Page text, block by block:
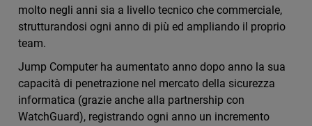
molto negli anni sia a livello tecnico che commerciale,
strutturandosi ogni anno di più ed ampliando il proprio
team.
Jump Computer ha aumentato anno dopo anno la sua
capacità di penetrazione nel mercato della sicurezza
informatica (grazie anche alla partnership con
WatchGuard), registrando ogni anno un incremento